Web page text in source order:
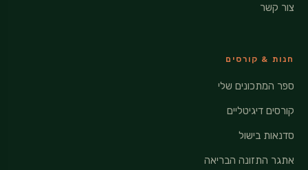
צור קשר
חנות & קורסים
ספר המתכונים שלי
קורסים דיגיטליים
סדנאות בישול
אתגר התזונה הבריאה